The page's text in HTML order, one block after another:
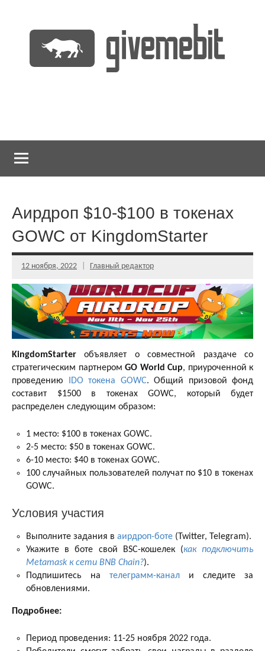
содержимому
Аирдроп $10-$100 в токенах
GOWC от KingdomStarter
12 ноября, 2022 Главный редактор
KingdomStarter объявляет о совместной раздаче со
стратегическим партнером GO World Cup, приуроченной к
проведению
IDO токена GOWC. Общий призовой фонд
составит $1500 в токенах GOWC, который будет
распределен следующим образом:
1 место: $100 в токенах GOWC.
2-5 место: $50 в токенах GOWC.
6-10 место: $40 в токенах GOWC.
100 случайных пользователей получат по $10 в токенах
GOWC.
Условия участия
Выполните задания в аирдроп-боте (Twitter, Telegram).
Укажите в боте свой BSC-кошелек (как подключить
Metamask к сети BNB Chain?).
Подпишитесь на телеграмм-канал и следите за
обновлениями.
Подробнее:
Период проведения: 11-25 ноября 2022 года.